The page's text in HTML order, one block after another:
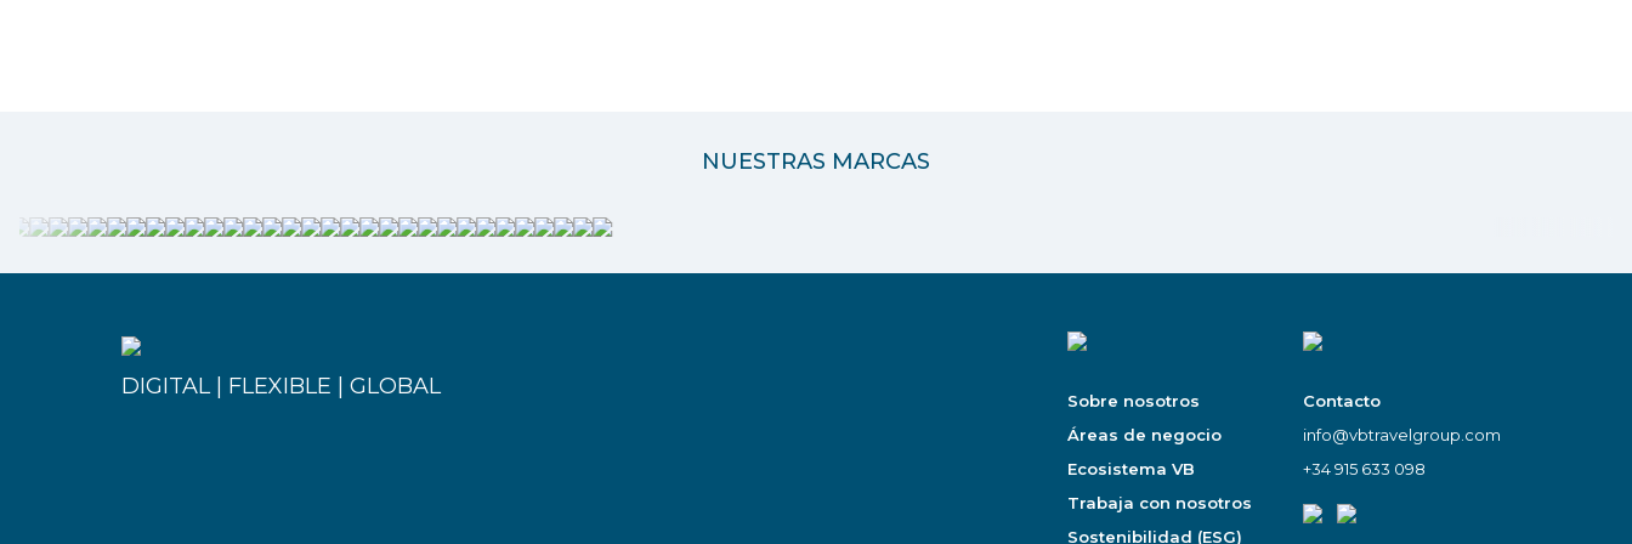
NUESTRAS MARCAS
DIGITAL | FLEXIBLE | GLOBAL
Sobre nosotros
Áreas de negocio
Ecosistema VB
Trabaja con nosotros
Sostenibilidad (ESG)
Contacto
info@vbtravelgroup.com
+34 915 633 098